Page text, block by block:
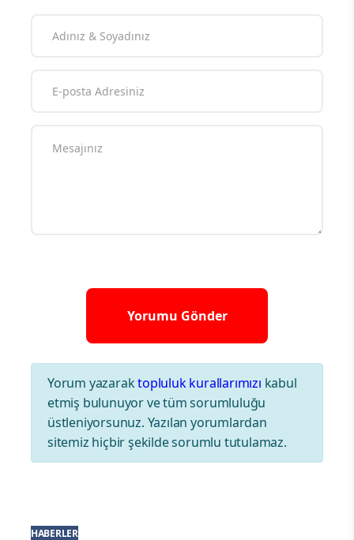
Yorum yazaraktopluluk kurallarımızı kabul
etmiş bulunuyor ve tüm sorumluluğu
üstleniyorsunuz. Yazılan yorumlardan
sitemiz hiçbir şekilde sorumlu tutulamaz.
HABERLER